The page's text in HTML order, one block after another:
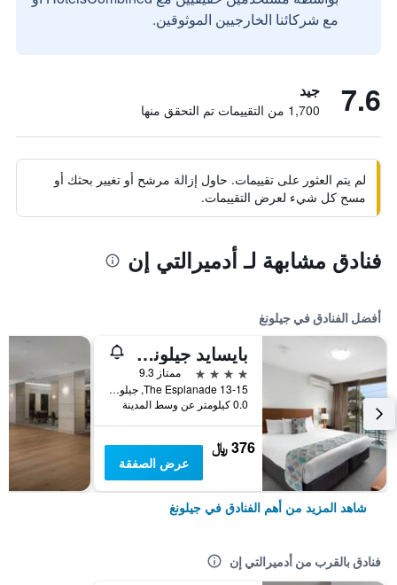
مع شركائنا الخارجيين الموثوقين.
7.6 جيد
1,700 من التقييمات تم التحقق منها
لم يتم العثور على تقييمات. حاول إزالة مرشح أو تغيير بحثك أو
مسح كل شيء لعرض التقييمات.
فنادق مشابهة لـ أدميرالتي إن
أفضل الفنادق في جيلونغ
بايسايد جيلونج هوتل آند أبارتمنتس، آن أسيند كوليكشن هوتل
4 نجوم
ممتاز 9.3
13-15 The Esplanade, جيلونغ, VIC, أستراليا
0.0 كيلومتر عن وسط المدينة
376 ﷼
عرض الصفقة
شاهد المزيد من أهم الفنادق في جيلونغ
فنادق بالقرب من أدميرالتي إن